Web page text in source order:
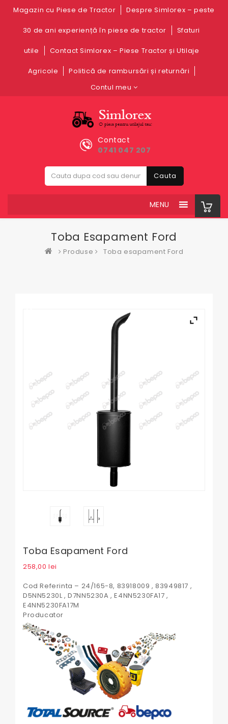
Magazin cu Piese de Tractor Despre Simlorex – peste
30 de ani experiență în piese de tractor Sfaturi
utile Contact Simlorex – Piese Tractor și Utilaje
Agricole
Politică de rambursări și returnări
Contul meu
Contact
0741 047 207
Cauta
MENU
Toba Esapament Ford
Produse Toba esapament Ford
Toba Esapament Ford
258,00lei
Cod Referinta – 24/165-8, 83918009 , 83949817 ,
D5NN5230L , D7NN5230A , E4NN5230FA17 ,
E4NN5230FA17M
Producator